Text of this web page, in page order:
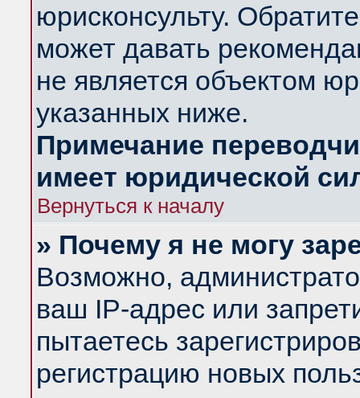
юрисконсульту.
может давать
не является объектом
указанных ниже.
Примечание
имеет юридической
Вернуться к началу
» Почему я не могу
Возможно,
ваш IP-адрес или
пытаетесь
регистрацию новых